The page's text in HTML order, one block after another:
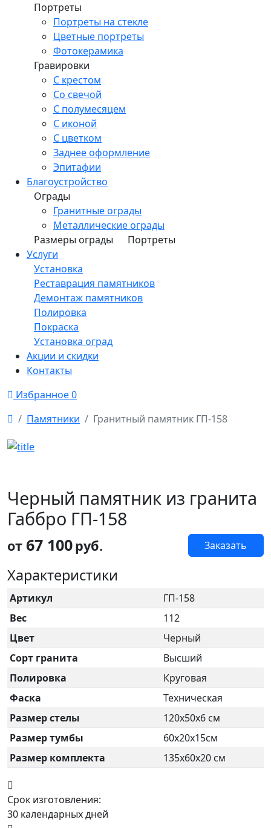
Портреты
Портреты на стекле
Цветные портреты
Фотокерамика
Гравировки
С крестом
Со свечой
С полумесяцем
С иконой
С цветком
Заднее оформление
Эпитафии
Благоустройство
Ограды
Гранитные ограды
Металлические ограды
Размеры ограды
Портреты
Услуги
Установка
Реставрация памятников
Демонтаж памятников
Полировка
Покраска
Установка оград
Акции и скидки
Контакты
Избранное0
Памятники
Гранитный памятник ГП-158
Черный памятник из гранита
Габбро ГП-158
от 67 100руб. Заказать
Характеристики
Артикул
ГП-158
Вес
112
Цвет
Черный
Сорт гранита
Высший
Полировка
Круговая
Фаска
Техническая
Размер стелы
120х50х6 см
Размер тумбы
60х20х15см
Размер комплекта
135х60х20 см
Срок изготовления:
30 календарных дней